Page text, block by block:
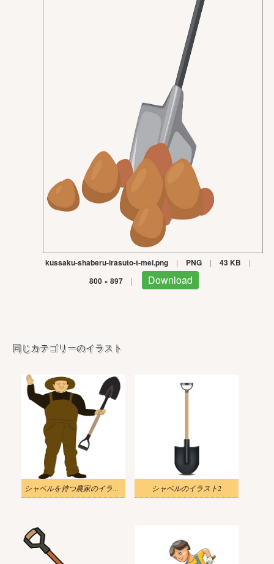
kussaku-shaberu-irasuto-t-mei.png | PNG | 43 KB |
800 × 897 | Download
同じカテゴリーのイラスト
シャベルを持つ農家のイラスト シャベルのイラスト2